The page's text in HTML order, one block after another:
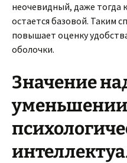
неочевидный, даже тогда
остается базовой. Таким
повышает оценку
оболочки.
Значение
уменьшении